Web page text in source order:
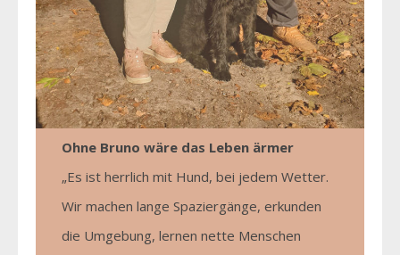
Ohne Bruno wäre das Leben ärmer
„Es ist herrlich mit Hund, bei jedem Wetter.
Wir machen lange Spaziergänge, erkunden
die Umgebung, lernen nette Menschen